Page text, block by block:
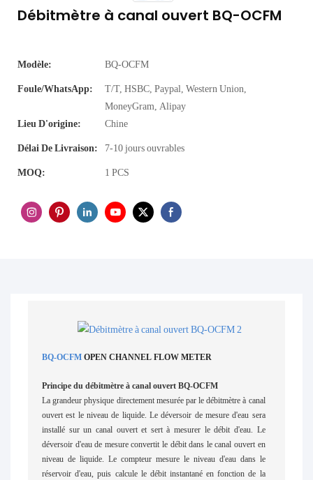
Débitmètre à canal ouvert BQ-OCFM
Modèle: BQ-OCFM
Foule/WhatsApp:
T/T, HSBC, Paypal, Western Union,
MoneyGram, Alipay
Lieu D'origine:
Chine
Délai De Livraison: 7-10 jours ouvrables
MOQ: 1 PCS
BQ-OCFMOPEN CHANNEL FLOW METER
Principe du débitmètre à canal ouvert BQ-OCFM
La grandeur physique directement mesurée par le débitmètre à canal
ouvert est le niveau de liquide. Le déversoir de mesure d'eau sera
installé sur un canal ouvert et sert à mesurer le débit d'eau. Le
déversoir d'eau de mesure convertit le débit dans le canal ouvert en
niveau de liquide. Le compteur mesure le niveau d'eau dans le
réservoir d'eau, puis calcule le débit instantané en fonction de la